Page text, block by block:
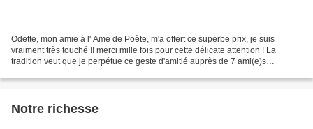
Odette, mon amie à l' Ame de Poète, m'a offert ce superbe prix, je suis
vraiment très touché !! merci mille fois pour cette délicate attention ! La
tradition veut que je perpétue ce geste d'amitié auprès de 7 ami(e)s
Notre richesse